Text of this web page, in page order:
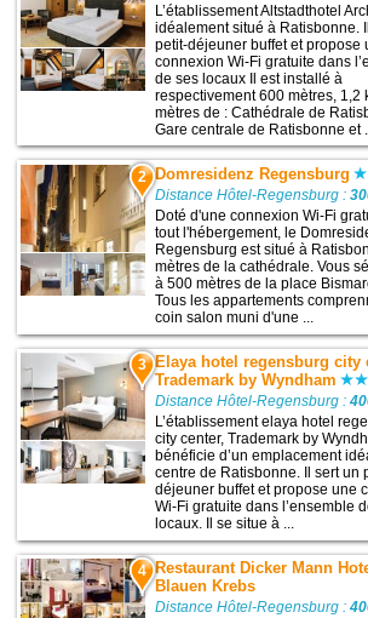
L’établissement Altstadthotel
idéalement situé à Ratisbonne.
petit-déjeuner buffet et propose
connexion Wi-Fi gratuite dans
de ses locaux Il est installé à
respectivement 600 mètres, 1,2
mètres de : Cathédrale de
Gare centrale de Ratisbonne et
2 Domresidenz Regensburg
Distance Hôtel-Regensburg :
Doté d'une connexion Wi-Fi
tout l'hébergement, le
Regensburg est situé à
mètres de la cathédrale. Vous
à 500 mètres de la place
Tous les appartements
coin salon muni d'une ...
3 Elaya hotel regensburg city
Trademark by Wyndham
Distance Hôtel-Regensburg :
L’établissement elaya hotel
city center, Trademark by
bénéficie d’un emplacement
centre de Ratisbonne. Il sert un
déjeuner buffet et propose une
Wi-Fi gratuite dans l’ensemble
locaux. Il se situe à ...
4 Restaurant Dicker Mann
Blauen Krebs
Distance Hôtel-Regensburg :